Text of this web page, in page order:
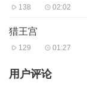
138 02:02
猎王宫
129 01:27
用户评论